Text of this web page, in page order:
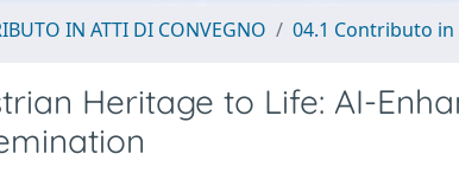
IN ATTI DI CONVEGNO 04.1 Contributo
Heritage to Life: AI-